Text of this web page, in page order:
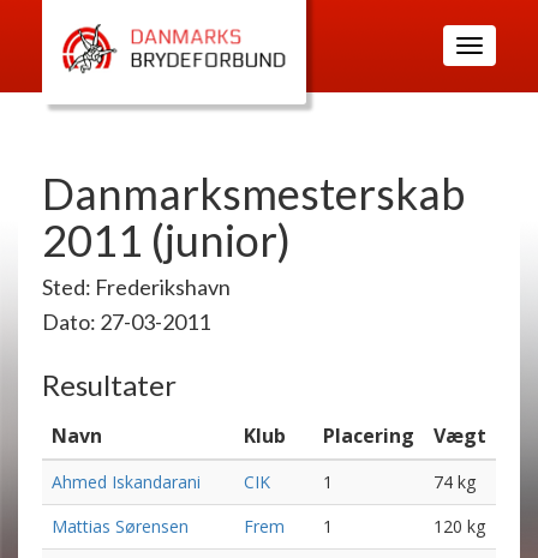
Toggle
navigation
Danmarksmesterskab
2011 (junior)
Sted: Frederikshavn
Dato: 27-03-2011
Resultater
Navn Klub Placering Vægt
Ahmed Iskandarani CIK 1
74 kg
Mattias Sørensen
Frem 1
120 kg